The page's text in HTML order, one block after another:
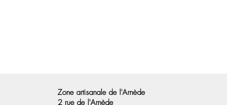
Zone artisanale de l'Arnède
2 rue de l'Arnède